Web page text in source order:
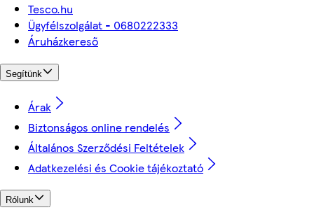
Tesco.hu
Ügyfélszolgálat - 0680222333
Áruházkereső
Segítünk
Árak
Biztonságos online rendelés
Általános Szerződési Feltételek
Adatkezelési és Cookie tájékoztató
Rólunk